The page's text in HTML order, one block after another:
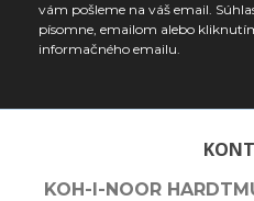
vám pošleme na váš email.
písomne, emailom alebo
informačného emailu.
KOH-I-NOOR